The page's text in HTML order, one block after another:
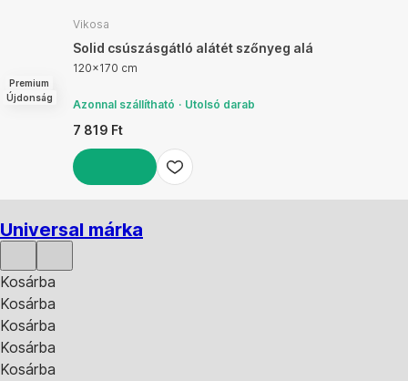
Premium
Újdonság
Vikosa
Solid csúszásgátló alátét szőnyeg alá
120x170 cm
Azonnal szállítható Utolsó darab
7 819 Ft
Universal márka
Kosárba
Kosárba
Kosárba
Kosárba
Kosárba